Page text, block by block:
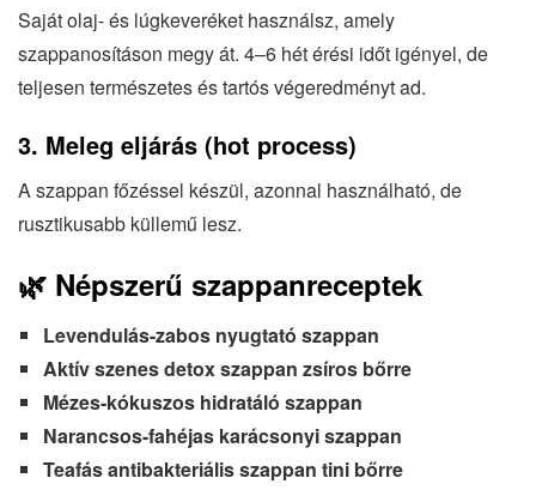
Saját olaj- és lúgkeveréket használsz, amely
szappanosításon megy át. 4–6 hét érési időt igényel, de
teljesen természetes és tartós végeredményt ad.
3. Meleg eljárás (hot process)
A szappan főzéssel készül, azonnal használható, de
rusztikusabb küllemű lesz.
🌿 Népszerű szappanreceptek
Levendulás-zabos nyugtató szappan
Aktív szenes detox szappan zsíros bőrre
Mézes-kókuszos hidratáló szappan
Narancsos-fahéjas karácsonyi szappan
Teafás antibakteriális szappan tini bőrre